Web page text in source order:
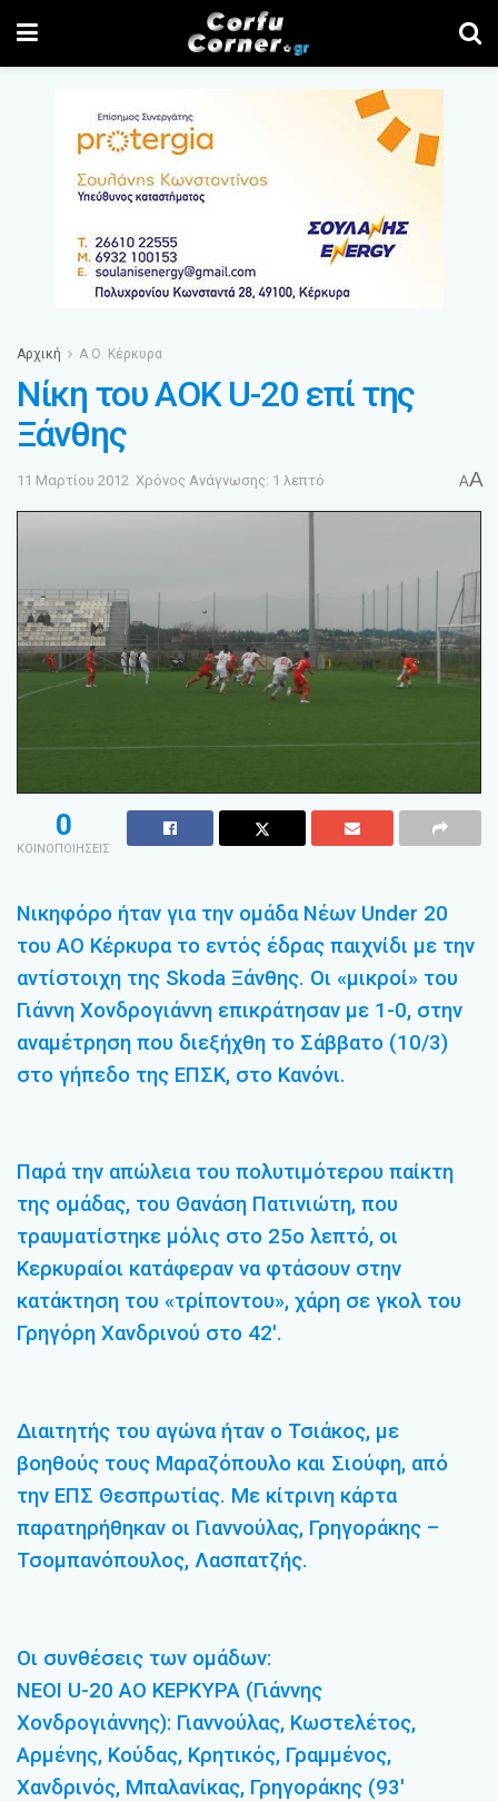
Αρχική Α.Ο. Κέρκυρα
Νίκη του AOK U-20 επί της
Ξάνθης
11 Μαρτίου 2012 Χρόνος Ανάγνωσης: 1 λεπτό AA
0
ΚΟΙΝΟΠΟΙΗΣΕΙΣ
Νικηφόρο ήταν για την ομάδα Νέων Under 20
του ΑΟ Κέρκυρα το εντός έδρας παιχνίδι με την
αντίστοιχη της Skoda Ξάνθης. Οι «μικροί» του
Γιάννη Χονδρογιάννη επικράτησαν με 1-0, στην
αναμέτρηση που διεξήχθη το Σάββατο (10/3)
στο γήπεδο της ΕΠΣΚ, στο Κανόνι.
Παρά την απώλεια του πολυτιμότερου παίκτη
της ομάδας, του Θανάση Πατινιώτη, που
τραυματίστηκε μόλις στο 25ο λεπτό, οι
Κερκυραίοι κατάφεραν να φτάσουν στην
κατάκτηση του «τρίποντου», χάρη σε γκολ του
Γρηγόρη Χανδρινού στο 42′.
Διαιτητής του αγώνα ήταν ο Τσιάκος, με
βοηθούς τους Μαραζόπουλο και Σιούφη, από
την ΕΠΣ Θεσπρωτίας. Με κίτρινη κάρτα
παρατηρήθηκαν οι Γιαννούλας, Γρηγοράκης –
Τσομπανόπουλος, Λασπατζής.
Οι συνθέσεις των ομάδων:
ΝΕΟΙ U-20 ΑΟ ΚΕΡΚΥΡΑ (Γιάννης
Χονδρογιάννης): Γιαννούλας, Κωστελέτος,
Αρμένης, Κούδας, Κρητικός, Γραμμένος,
Χανδρινός, Μπαλανίκας, Γρηγοράκης (93′